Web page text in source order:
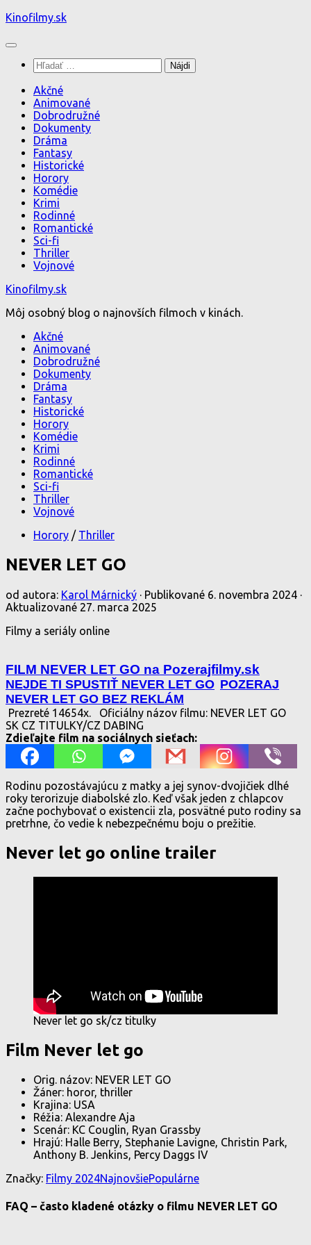
Preskočiť
obsah
Kinofilmy.sk
Hľadať:
Akčné
Animované
Dobrodružné
Dokumenty
Dráma
Fantasy
Historické
Horory
Komédie
Krimi
Rodinné
Romantické
Sci-fi
Thriller
Vojnové
Kinofilmy.sk
Môj osobný blog o najnovších filmoch v kinách.
Akčné
Animované
Dobrodružné
Dokumenty
Dráma
Fantasy
Historické
Horory
Komédie
Krimi
Rodinné
Romantické
Sci-fi
Thriller
Vojnové
Horory / Thriller
NEVER LET GO
od autora: Karol Márnický · Publikované 6. novembra 2024 ·
Aktualizované 27. marca 2025
Filmy a seriály online
FILM NEVER LET GO na Pozerajfilmy.sk
NEJDE TI SPUSTIŤ NEVER LET GO POZERAJ
NEVER LET GO BEZ REKLÁM
Prezreté 14654x.
Oficiálny názov filmu: NEVER LET GO
SK CZ TITULKY/CZ DABING
Zdieľajte film na sociálnych sieťach:
Rodinu pozostávajúcu z matky a jej synov-dvojičiek dlhé
roky terorizuje diabolské zlo. Keď však jeden z chlapcov
začne pochybovať o existencii zla, posvätné puto rodiny sa
pretrhne, čo vedie k nebezpečnému boju o prežitie.
Never let go online trailer
Never let go sk/cz titulky
Film Never let go
Orig. názov: NEVER LET GO
Žáner: horor, thriller
Krajina: USA
Réžia: Alexandre Aja
Scenár: KC Couglin, Ryan Grassby
Hrajú: Halle Berry, Stephanie Lavigne, Christin Park,
Anthony B. Jenkins, Percy Daggs IV
Značky: Filmy 2024NajnovšiePopulárne
FAQ – často kladené otázky o filmu NEVER LET GO